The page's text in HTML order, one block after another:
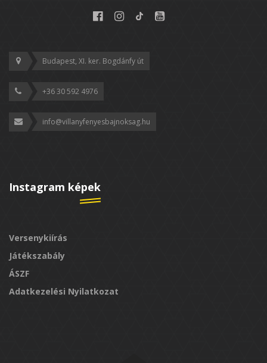
Budapest, XI. ker. Bogdánfy út
+36 30 592 4976
info@villanyfenyesbajnoksag.hu
Instagram képek
Versenykiírás
Játékszabály
ÁSZF
Adatkezelési Nyilatkozat